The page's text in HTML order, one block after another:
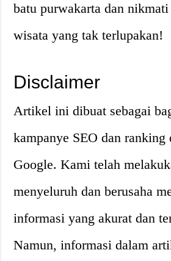
batu purwakarta dan
wisata yang tak terlupakan!
Disclaimer
Artikel ini dibuat sebagai
kampanye SEO dan
Google. Kami telah
menyeluruh dan berusaha
informasi yang akurat dan
Namun, informasi dalam